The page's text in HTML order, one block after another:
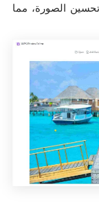
الصورة، مما